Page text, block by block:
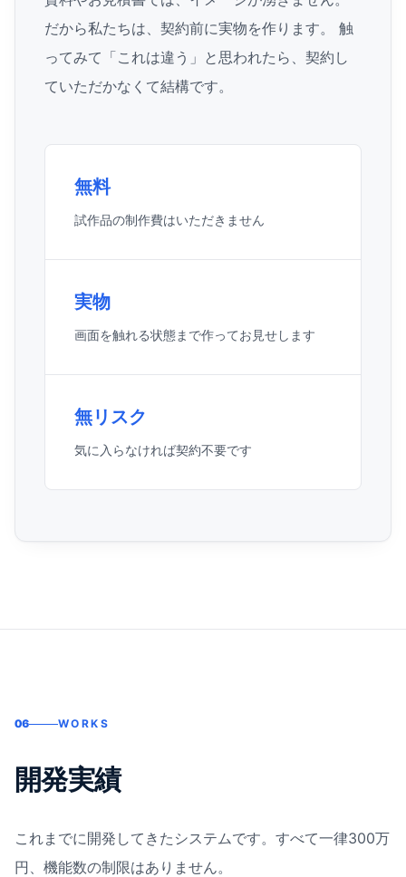
だから私たちは、契約前に実物を作ります。 触
ってみて「これは違う」と思われたら、契約し
ていただかなくて結構です。
無料
試作品の制作費はいただきません
実物
画面を触れる状態まで作ってお見せします
無リスク
気に入らなければ契約不要です
06 WORKS
開発実績
これまでに開発してきたシステムです。すべて一律300万
円、機能数の制限はありません。